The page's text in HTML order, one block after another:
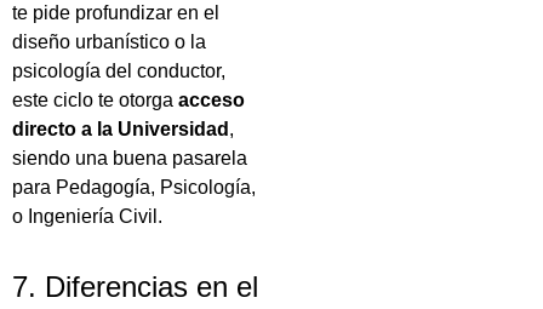
te pide profundizar en el
diseño urbanístico o la
psicología del conductor,
este ciclo te otorga acceso
directo a la Universidad ,
siendo una buena pasarela
para Pedagogía, Psicología,
o Ingeniería Civil.
7. Diferencias en el